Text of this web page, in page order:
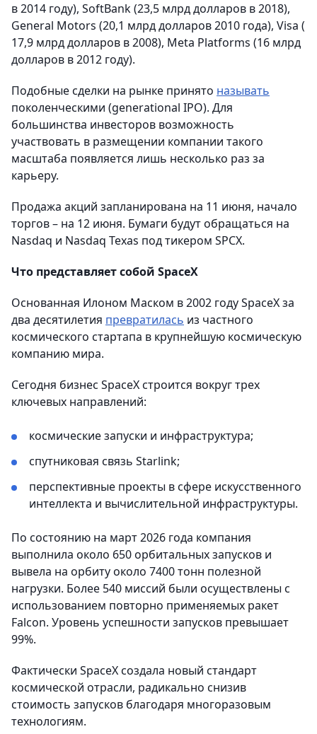
в 2014 году), SoftBank (23,5 млрд долларов в 2018),
General Motors (20,1 млрд долларов 2010 года), Visa (
17,9 млрд долларов в 2008), Meta Platforms (16 млрд
долларов в 2012 году).
Подобные сделки на рынке принято называть
поколенческими (generational IPO). Для
большинства инвесторов возможность
участвовать в размещении компании такого
масштаба появляется лишь несколько раз за
карьеру.
Продажа акций запланирована на 11 июня, начало
торгов – на 12 июня. Бумаги будут обращаться на
Nasdaq и Nasdaq Texas под тикером SPCX.
Что представляет собой SpaceX
Основанная Илоном Маском в 2002 году SpaceX за
два десятилетия превратилась из частного
космического стартапа в крупнейшую космическую
компанию мира.
Сегодня бизнес SpaceX строится вокруг трех
ключевых направлений:
космические запуски и инфраструктура;
спутниковая связь Starlink;
перспективные проекты в сфере искусственного
интеллекта и вычислительной инфраструктуры.
По состоянию на март 2026 года компания
выполнила около 650 орбитальных запусков и
вывела на орбиту около 7400 тонн полезной
нагрузки. Более 540 миссий были осуществлены с
использованием повторно применяемых ракет
Falcon. Уровень успешности запусков превышает
99%.
Фактически SpaceX создала новый стандарт
космической отрасли, радикально снизив
стоимость запусков благодаря многоразовым
технологиям.